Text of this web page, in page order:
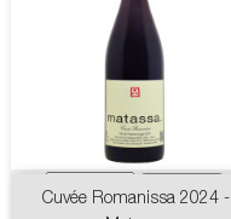
Cuvée Romanissa 2024 -